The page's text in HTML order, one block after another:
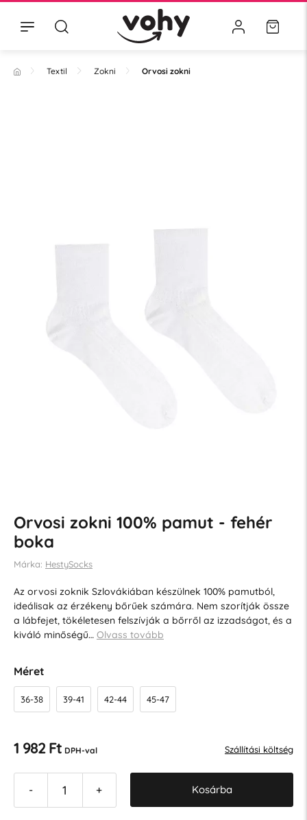
Textil Zokni Orvosi zokni
Orvosi zokni 100% pamut - fehér
boka
Márka: HestySocks
Az orvosi zoknik Szlovákiában készülnek 100% pamutból,
ideálisak az érzékeny bőrűek számára. Nem szorítják össze
a lábfejet, tökéletesen felszívják a bőrről az izzadságot, és a
kiváló minőségű… Olvass tovább
Méret
36-38 39-41 42-44 45-47
1 982 Ft DPH-val Szállítási költség
- + Kosárba